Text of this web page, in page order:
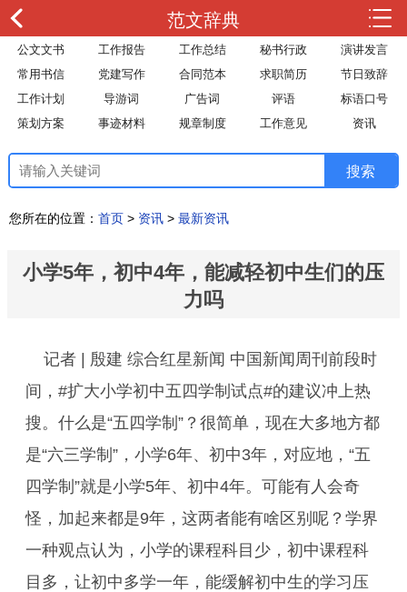
范文辞典
公文文书 工作报告 工作总结 秘书行政
演讲发言
常用书信
党建写作 合同范本 求职简历
节日致辞
工作计划
导游词 广告词 评语
标语口号
策划方案
事迹材料 规章制度 工作意见 资讯
您所在的位置： 首页 > 资讯 > 最新资讯
小学5年，初中4年，能减轻初中生们的压
力吗
记者 | 殷建 综合红星新闻 中国新闻周刊前段时
间，#扩大小学初中五四学制试点#的建议冲上热
搜。什么是“五四学制”？很简单，现在大多地方都
是“六三学制”，小学6年、初中3年，对应地，“五
四学制”就是小学5年、初中4年。可能有人会奇
怪，加起来都是9年，这两者能有啥区别呢？学界
一种观点认为，小学的课程科目少，初中课程科
目多，让初中多学一年，能缓解初中生的学习压